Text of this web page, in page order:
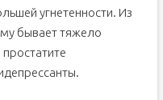
угнетенности. Из
бывает тяжело